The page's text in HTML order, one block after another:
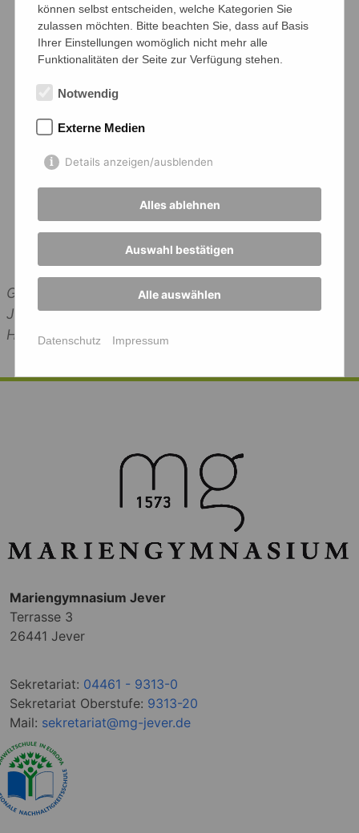
Gruppenfoto (v.l.n.r.): Melina, Sina, Felix, Tjorben,
Jonas, Lina, Philipp, Abinaash, Lina, BoFoto: B.
Herzog
Mariengymnasium Jever
Terrasse 3
26441 Jever
Sekretariat: 04461 - 9313-0
Sekretariat Oberstufe: 9313-20
Mail: sekretariat@mg-jever.de
können selbst entscheiden, welche Kategorien Sie
zulassen möchten. Bitte beachten Sie, dass auf Basis
Ihrer Einstellungen womöglich nicht mehr alle
Funktionalitäten der Seite zur Verfügung stehen.
Notwendig
Externe Medien
Details anzeigen/ausblenden
Alles ablehnen
Auswahl bestätigen
Alle auswählen
Datenschutz Impressum